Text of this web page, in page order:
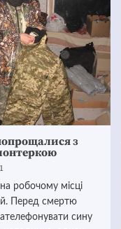
з
робочому місці
Перед смертю
сину